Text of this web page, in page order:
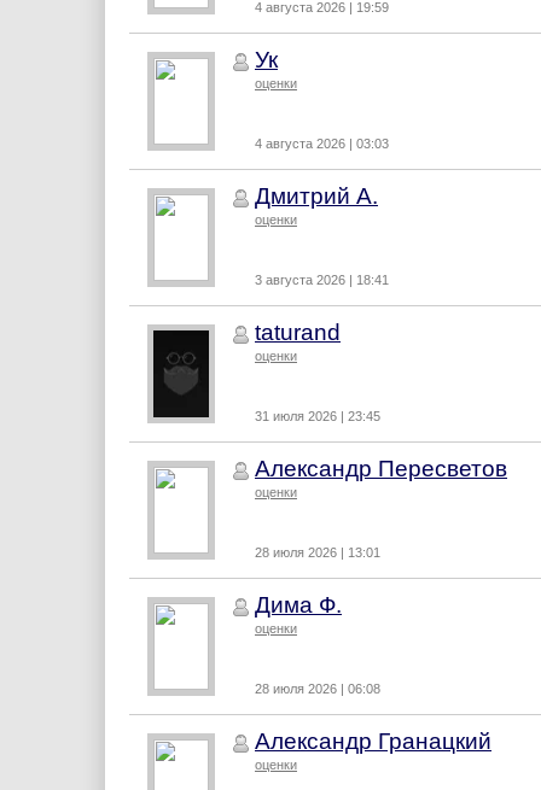
4 августа 2026 | 19:59
Ук
оценки
4 августа 2026 | 03:03
Дмитрий А.
оценки
3 августа 2026 | 18:41
taturand
оценки
31 июля 2026 | 23:45
Александр Пересветов
оценки
28 июля 2026 | 13:01
Дима Ф.
оценки
28 июля 2026 | 06:08
Александр Гранацкий
оценки